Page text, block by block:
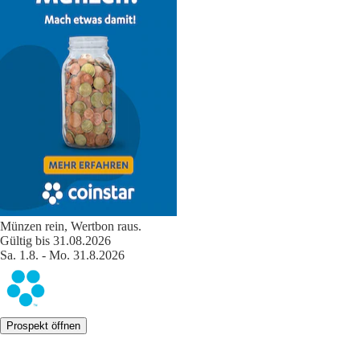
Münzen rein, Wertbon raus.
Gültig bis 31.08.2026
Sa. 1.8. - Mo. 31.8.2026
Prospekt öffnen